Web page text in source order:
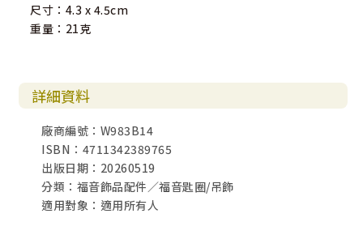
尺寸：4.3 x 4.5cm
重量：21克
詳細資料
廠商編號：W983B14
ISBN：4711342389765
出版日期：20260519
分類：福音飾品配件／福音匙圈/吊飾
適用對象：適用所有人